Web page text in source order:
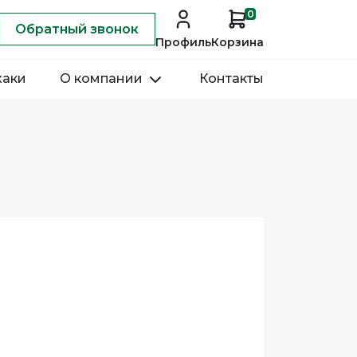
Обратный звонок
Профиль
0
Корзина
О компании Контакты